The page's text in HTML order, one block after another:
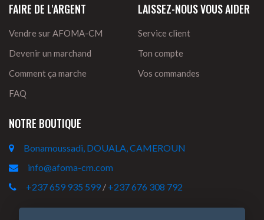
FAIRE DE L'ARGENT
Vendre sur AFOMA-CM
Devenir un marchand
Comment ça marche
FAQ
LAISSEZ-NOUS VOUS AIDER
Service client
Ton compte
Vos commandes
NOTRE BOUTIQUE
Bonamoussadi, DOUALA, CAMEROUN
info@afoma-cm.com
+237 659 935 599 / +237 676 308 792